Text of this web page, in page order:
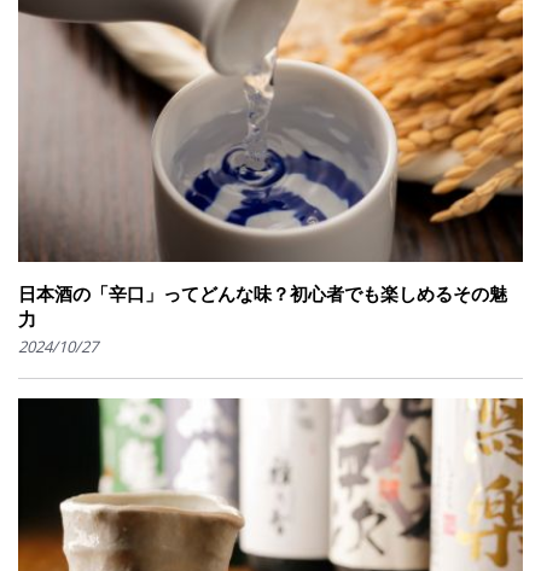
日本酒の「辛口」ってどんな味？初心者でも楽しめるその魅
力
2024/10/27